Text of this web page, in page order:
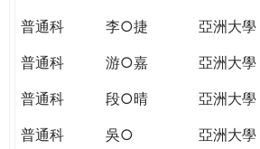
普通科
李○捷
亞洲大學
普通科
游○嘉
亞洲大學
普通科
段○晴
亞洲大學
普通科
吳○ 亞洲大學